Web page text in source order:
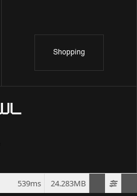
Shopping
24.283MB
539ms